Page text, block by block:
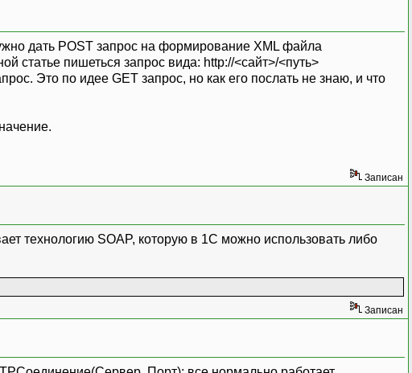
дать POST запрос на формирование XML файла
статье пишеться запрос вида: http://<сайт>/<путь>
Это по идее GET запрос, но как его послать не знаю, и что
Записан
технологию SOAP, которую в 1С можно использовать либо
Записан